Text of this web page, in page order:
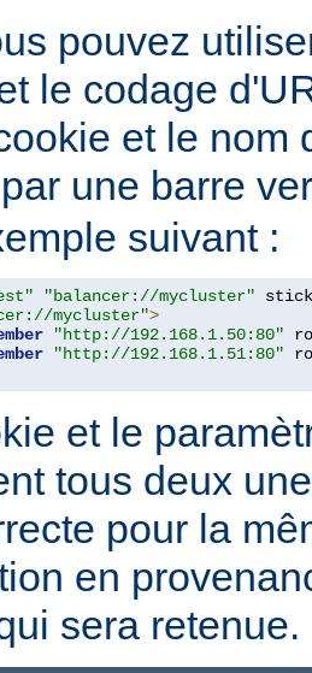
pouvez
le codage
et le nom
une barre
suivant :
"balancer://mycluster"
mycluster">
"http://192.168.1.50:80"
"http://192.168.1.51:80"
et le
tous deux
pour la
en
sera retenue.